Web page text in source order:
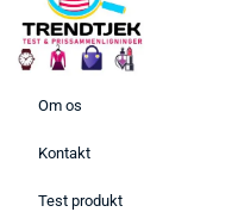
Om os
Kontakt
Test produkt
Bedste Saunatæppe 2025
Find de bedste produkter